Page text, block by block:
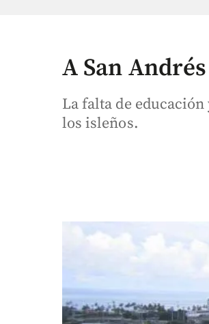
A San
La falta de educación
los isleños.